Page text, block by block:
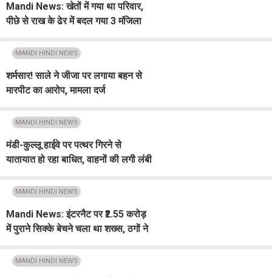
Mandi News: खेतों में गया था परिवार,
पीछे से राख के ढेर में बदल गया 3 मंजिला
MANDI HINDI NEWS
शर्मसार! साले ने जीजा पर लगाया बहन से
मारपीट का आरोप, मामला दर्ज
MANDI HINDI NEWS
मंडी-कुल्लू हाईवे पर पत्थर गिरने से
यातायात हो रहा बाधित, वाहनों की लगी लंबी
MANDI HINDI NEWS
Mandi News: इंटरनैट पर ₹2.55 करोड़
में पुराने सिक्के बेचने चला था शख्स, ठगों ने
MANDI HINDI NEWS